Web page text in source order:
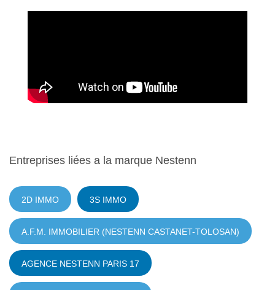
Entreprises liées a la marque Nestenn
2D IMMO 3S IMMO
A.F.M. IMMOBILIER (NESTENN CASTANET-TOLOSAN)
AGENCE NESTENN PARIS 17